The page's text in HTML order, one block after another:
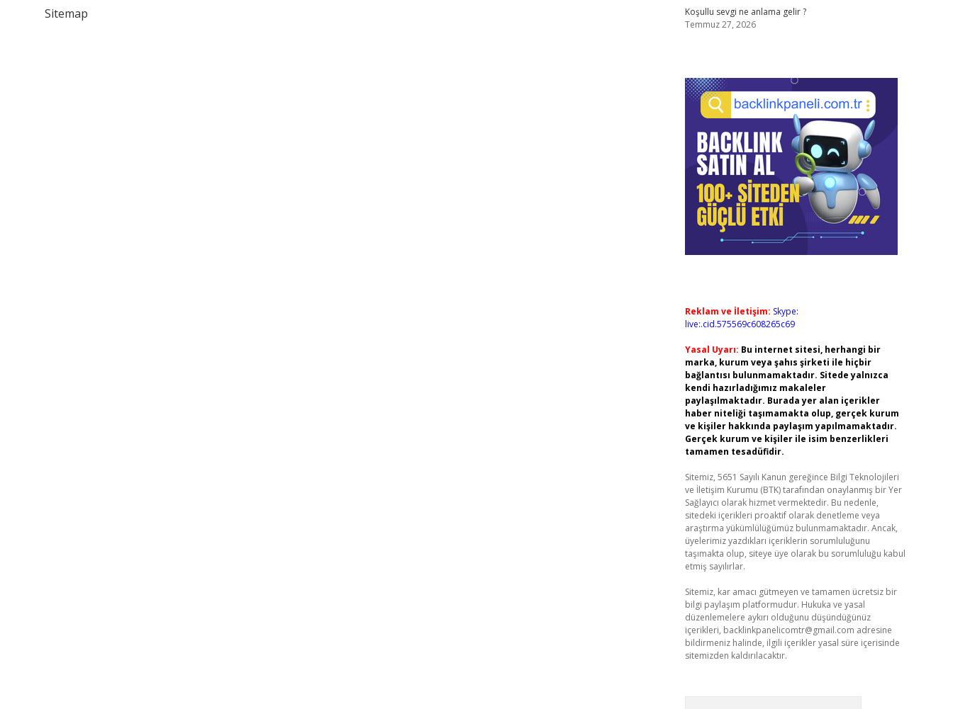
Sitemap
Koşullu sevgi ne anlama gelir ?
Temmuz 27, 2026
Reklam ve İletişim: Skype:
live:.cid.575569c608265c69
Yasal Uyarı: Bu internet sitesi, herhangi bir
marka, kurum veya şahıs şirketi ile hiçbir
bağlantısı bulunmamaktadır. Sitede yalnızca
kendi hazırladığımız makaleler
paylaşılmaktadır. Burada yer alan içerikler
haber niteliği taşımamakta olup, gerçek kurum
ve kişiler hakkında paylaşım yapılmamaktadır.
Gerçek kurum ve kişiler ile isim benzerlikleri
tamamen tesadüfidir.
Sitemiz, 5651 Sayılı Kanun gereğince Bilgi Teknolojileri
ve İletişim Kurumu (BTK) tarafından onaylanmış bir Yer
Sağlayıcı olarak hizmet vermektedir. Bu nedenle,
sitedeki içerikleri proaktif olarak denetleme veya
araştırma yükümlülüğümüz bulunmamaktadır. Ancak,
üyelerimiz yazdıkları içeriklerin sorumluluğunu
taşımakta olup, siteye üye olarak bu sorumluluğu kabul
etmiş sayılırlar.
Sitemiz, kar amacı gütmeyen ve tamamen ücretsiz bir
bilgi paylaşım platformudur. Hukuka ve yasal
düzenlemelere aykırı olduğunu düşündüğünüz
içerikleri, backlinkpanelicomtr@gmail.com adresine
bildirmeniz halinde, ilgili içerikler yasal süre içerisinde
sitemizden kaldırılacaktır.